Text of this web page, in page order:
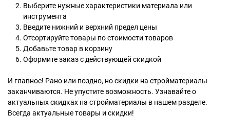
Выберите нужные характеристики материала или
инструмента
Введите нижний и верхний предел цены
Отсортируйте товары по стоимости товаров
Добавьте товар в корзину
Оформите заказ с действующей скидкой
И главное! Рано или поздно, но скидки на стройматериалы
заканчиваются. Не упустите возможность. Узнавайте о
актуальных скидках на стройматериалы в нашем разделе.
Всегда актуальные товары и скидки!